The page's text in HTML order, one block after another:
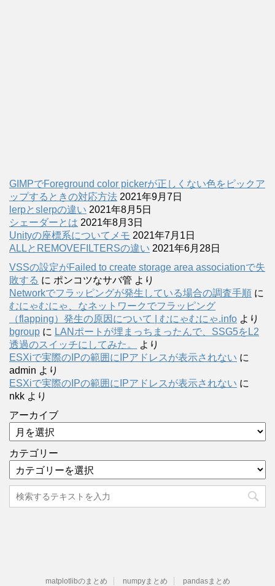
GIMPでForeground color pickerが正しくない色をピックア
ップするときの対応方法 2021年9月7日
lerpとslerpの違い 2021年8月5日
シェーダーとは 2021年8月3日
Unityの座標系についてメモ 2021年7月1日
ALLとREMOVEFILTERSの違い 2021年6月28日
VSSの設定がFailed to create storage area associationで失
敗する に ポンコツなサバ管 より
Networkでフラッピングが発生している場合の調査手順 に
むにゃむにゃ、なネットワークでフラッピング
（flapping）発生の原因について | むにゃむにゃ.info より
bgroup に LANポートが埋まっちまったんで、SSG5をL2
透過のスイッチにしてみた。
より
ESXiで実際のIPの範囲にIPアドレスが表示されない に
admin より
ESXiで実際のIPの範囲にIPアドレスが表示されない に
nkk より
アーカイブ
カテゴリー
matplotlibのまとめ numpyまとめ pandasまとめ